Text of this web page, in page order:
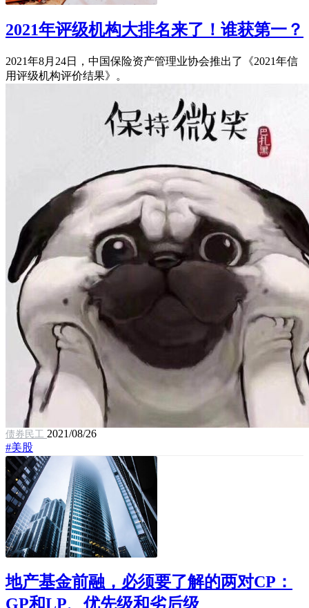
2021年评级机构大排名来了！谁获第一？
2021年8月24日，中国保险资产管理业协会推出了《2021年信
用评级机构评价结果》。
债券民工 2021/08/26
#美股
地产基金前融，必须要了解的两对CP：
GP和LP、优先级和劣后级